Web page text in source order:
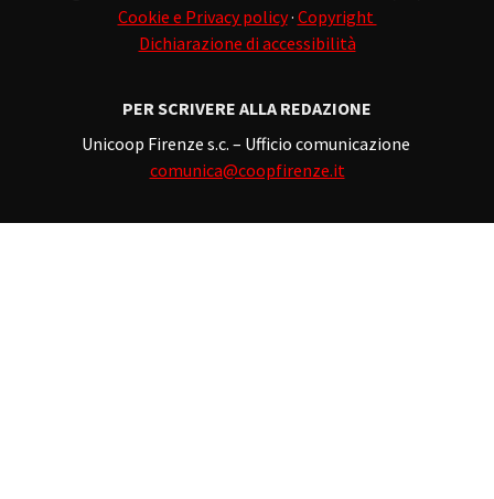
Cookie e Privacy policy· Copyright
Dichiarazione di accessibilità
PER SCRIVERE ALLA REDAZIONE
Unicoop Firenze s.c. – Ufficio comunicazione
comunica@coopfirenze.it